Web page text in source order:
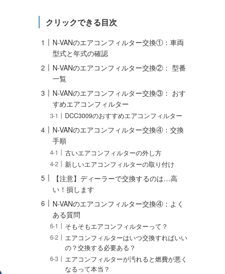
クリックできる目次
N-VANのエアコンフィルター交換①：車両
型式と年式の確認
N-VANのエアコンフィルター交換②： 型番
一覧
N-VANのエアコンフィルター交換③： おす
すめエアコンフィルター
DCC3009のおすすめエアコンフィルター
N-VANのエアコンフィルター交換④：交換
手順
古いエアコンフィルターの外し方
新しいエアコンフィルターの取り付け
【注意】ディーラーで交換するのは…高
い！損します
N-VANのエアコンフィルター交換④：よく
ある質問
そもそもエアコンフィルターって？
エアコンフィルターはいつ交換すればいい
の？交換する必要ある？
エアコンフィルターが汚れると燃費が悪く
なるって本当？